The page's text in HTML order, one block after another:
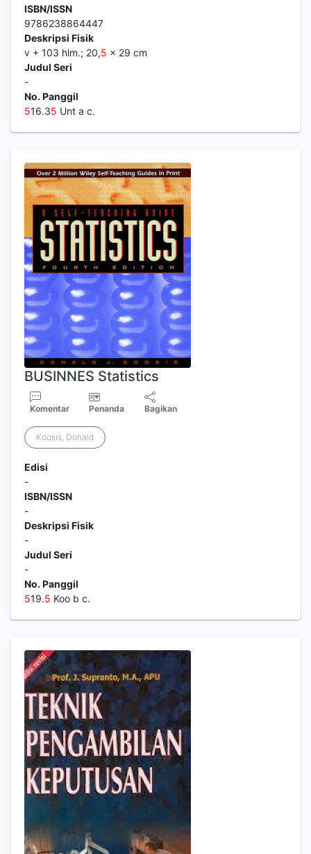
ISBN/ISSN
9786238864447
Deskripsi Fisik
v + 103 hlm.; 20,5 x 29 cm
Judul Seri
-
No. Panggil
516.35 Unt a c.
BUSINNES Statistics
Komentar Penanda Bagikan
Koosis, Donald
Edisi
-
ISBN/ISSN
-
Deskripsi Fisik
-
Judul Seri
-
No. Panggil
519.5 Koo b c.